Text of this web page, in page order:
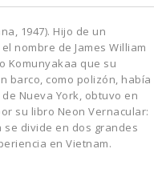
1947). Hijo de un
nombre de James William
Komunyakaa que su
barco, como polizón, había
Nueva York, obtuvo en
su libro Neon Vernacular:
se divide en dos grandes
en Vietnam.